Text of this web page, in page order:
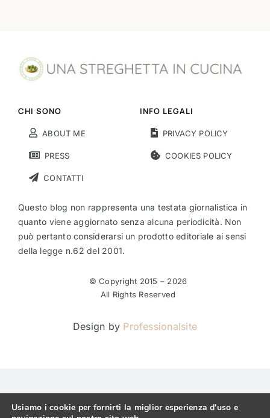
CHI SONO
ABOUT ME
PRESS
CONTATTI
INFO LEGALI
PRIVACY POLICY
COOKIES POLICY
Questo blog non rappresenta una testata giornalistica in
quanto viene aggiornato senza alcuna periodicità. Non
può pertanto considerarsi un prodotto editoriale ai sensi
della legge n.62 del 2001.
© Copyright 2015 – 2026
All Rights Reserved
Design by Professionalsite
Usiamo i cookie per fornirti la miglior esperienza d'uso e